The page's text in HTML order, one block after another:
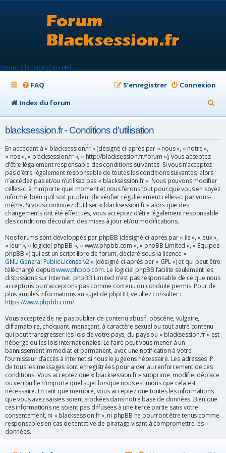
Retour à la page d'accueil
FAQ Connexion
S’enregistrer
Index du forum
e
c
blacksession.fr - Conditions d’utilisation
En accédant à « blacksession.fr » (désigné ci-après par « nous », « notre »,
« nos », « blacksession.fr », « http://blacksession.fr/forum »), vous acceptez
d’être légalement responsable des conditions suivantes. Si vous n’acceptez
pas d’être légalement responsable de toutes les conditions suivantes, alors
n’accédez pas et/ou n’utilisez pas « blacksession.fr ». Nous pouvons modifier
celles-ci à n’importe quel moment et nous ferons tout pour que vous en soyez
informé, bien qu’il soit prudent de vérifier régulièrement celles-ci par vous-
même. Si vous continuez d’utiliser « blacksession.fr » alors que des
changements ont été effectués, vous acceptez d’être légalement responsable
des conditions découlant des mises à jour et/ou modifications.
Nos forums sont développés par phpBB (désigné ci-après par « ils », « eux »,
« leur », « logiciel phpBB », « www.phpbb.com », « phpBB Limited », « Équipes
phpBB ») qui est un script libre de forum, déclaré sous la licence «
GNU General Public License v2» (désigné ci-après par « GPL ») et qui peut être
téléchargé depuiswww.phpbb.com. Le logiciel phpBB facilite seulement les
discussions sur Internet. phpBB Limited n’est pas responsable de ce que nous
acceptons ou n’acceptons pas comme contenu ou conduite permis. Pour de
plus amples informations au sujet de phpBB, veuillez consulter :
https://www.phpbb.com/.
Vous acceptez de ne pas publier de contenu abusif, obscène, vulgaire,
diffamatoire, choquant, menaçant, à caractère sexuel ou tout autre contenu
qui peut transgresser les lois de votre pays, du pays où « blacksession.fr » est
hébergé ou les lois internationales. Le faire peut vous mener à un
bannissement immédiat et permanent, avec une notification à votre
fournisseur d’accès à Internet si nous le jugeons nécessaire. Les adresses IP
de tous les messages sont enregistrées pour aider au renforcement de ces
conditions. Vous acceptez que « blacksession.fr » supprime, modifie, déplace
ou verrouille n’importe quel sujet lorsque nous estimons que cela est
nécessaire. En tant que membre, vous acceptez que toutes les informations
que vous avez saisies soient stockées dans notre base de données. Bien que
ces informations ne soient pas diffusées à une tierce partie sans votre
consentement, ni « blacksession.fr », ni phpBB ne pourront être tenus comme
responsables en cas de tentative de piratage visant à compromettre les
données.